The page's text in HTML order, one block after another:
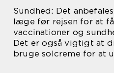
Sundhed: Det
læge før rejsen for at
vaccinationer og
Det er også vigtigt at
bruge solcreme for at